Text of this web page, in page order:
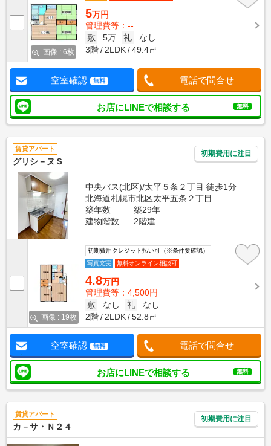
画像 : 6枚
5万円
管理費等：--
敷
5万 礼
なし
3階
2LDK 49.4㎡
空室確認 無料 電話で問合せ
お店にLINEで相談する 無料
賃貸アパート
グリシ－ヌＳ
初期費用に注目
中央バス(北区)/太平５条２丁目 徒歩1分
北海道札幌市北区太平五条２丁目
築年数
築29年
建物階数
2階建
画像 : 19枚
初期費用クレジット払い可（※条件要確認）
写真充実
無料オンライン相談可
4.8万円
管理費等：4,500円
敷
なし 礼
なし
2階
2LDK 52.8㎡
空室確認 無料 電話で問合せ
お店にLINEで相談する 無料
賃貸アパート
カ－サ・Ｎ２４
初期費用に注目